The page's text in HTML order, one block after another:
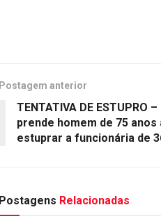
Postagem anterior
TENTATIVA DE ESTUPRO
prende homem de 75
estuprar a funcionária de
Postagens Relacionadas